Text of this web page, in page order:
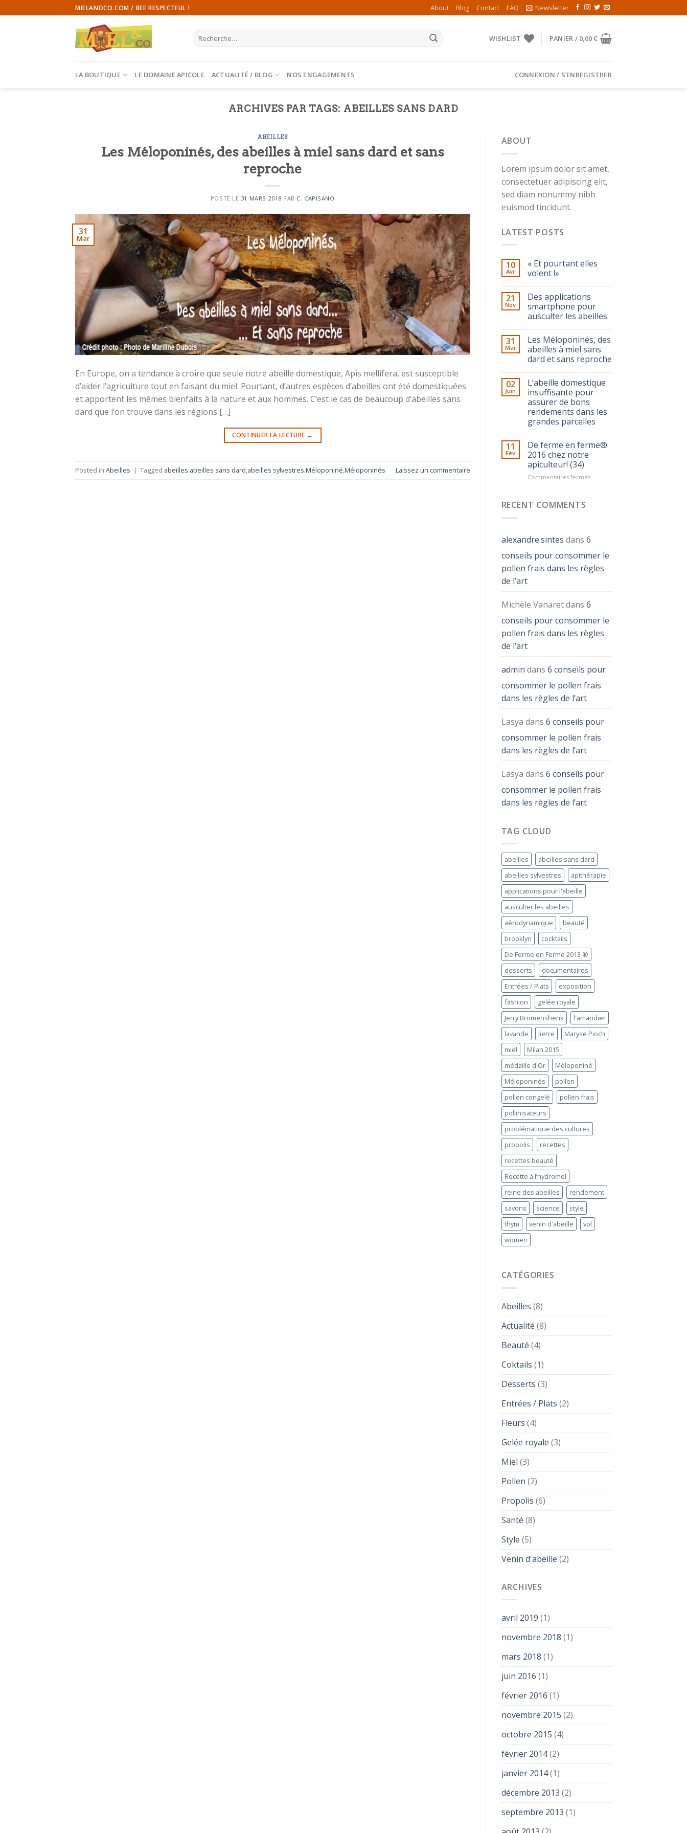
to
MIELANDCO.COM / BEE RESPECTFUL ! About Blog Contact FAQ Newsletter
Recherche
pour :
WISHLIST PANIER / 0,00€
LA BOUTIQUE LE DOMAINE APICOLE ACTUALITÉ / BLOG NOS ENGAGEMENTS CONNEXION / S’ENREGISTRER
ARCHIVES PAR TAGS: ABEILLES SANS DARD
ABEILLES
Les Méloponinés, des abeilles à miel sans dard et sans
reproche
POSTÉ LE 31 MARS 2018 PAR C. CAPISANO
31
Mar
En Europe, on a tendance à croire que seule notre abeille domestique, Apis mellifera, est susceptible
d’aider l’agriculture tout en faisant du miel. Pourtant, d’autres espèces d’abeilles ont été domestiquées
et apportent les mêmes bienfaits à la nature et aux hommes. C’est le cas de beaucoup d’abeilles sans
dard que l’on trouve dans les régions […]
CONTINUER LA LECTURE →
Posted in Abeilles | Tagged abeilles,abeilles sans dard,abeilles sylvestres,Méloponiné,Méloponinés Laissez un commentaire
ABOUT
Lorem ipsum dolor sit amet,
consectetuer adipiscing elit,
sed diam nonummy nibh
euismod tincidunt.
LATEST POSTS
10
Avr
« Et pourtant elles
volent !»
21
Nov
Des applications
smartphone pour
ausculter les abeilles
31
Mar
Les Méloponinés, des
abeilles à miel sans
dard et sans reproche
02
Juin
L’abeille domestique
insuffisante pour
assurer de bons
rendements dans les
grandes parcelles
11
Fév
De ferme en ferme®
2016 chez notre
apiculteur! (34)
Commentaires ferméssur
notre
(34)
RECENT COMMENTS
alexandre.sintes dans 6
conseils pour consommer le
pollen frais dans les règles
de l’art
Michèle Vanaretdans 6
conseils pour consommer le
pollen frais dans les règles
de l’art
admin dans 6 conseils pour
consommer le pollen frais
dans les règles de l’art
Lasya dans 6 conseils pour
consommer le pollen frais
dans les règles de l’art
Lasya dans 6 conseils pour
consommer le pollen frais
dans les règles de l’art
TAG CLOUD
abeilles
abeilles sans dard
abeilles sylvestres
apithérapie
applications pour l'abeille
ausculter les abeilles
aérodynamique
beauté
brooklyn
cocktails
De Ferme en Ferme 2013 ®
desserts
documentaires
Entrées / Plats
exposition
fashion
gelée royale
Jerry Bromenshenk
l'amandier
lavande
lierre
Maryse Pioch
miel
Milan 2015
médaille d'Or
Méloponiné
Méloponinés
pollen
pollen congelé
pollen frais
pollinisateurs
problématique des cultures
propolis
recettes
recettes beauté
Recette à l’hydromel
reine des abeilles
rendement
savons
science
style
thym
venin d'abeille
vol
women
CATÉGORIES
Abeilles (8)
Actualité (8)
Beauté (4)
Coktails (1)
Desserts (3)
Entrées / Plats (2)
Fleurs (4)
Gelée royale (3)
Miel (3)
Pollen (2)
Propolis (6)
Santé (8)
Style (5)
Venin d'abeille (2)
ARCHIVES
avril 2019 (1)
novembre 2018 (1)
mars 2018 (1)
juin 2016 (1)
février 2016 (1)
novembre 2015 (2)
octobre 2015 (4)
février 2014(2)
janvier 2014(1)
décembre 2013 (2)
septembre 2013 (1)